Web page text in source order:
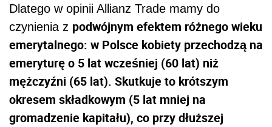
Dlatego w opinii Allianz Trade mamy do
czynienia z podwójnym efektem różnego wieku
emerytalnego: w Polsce kobiety przechodzą na
emeryturę o 5 lat wcześniej (60 lat) niż
mężczyźni (65 lat). Skutkuje to krótszym
okresem składkowym (5 lat mniej na
gromadzenie kapitału), co przy dłuższej